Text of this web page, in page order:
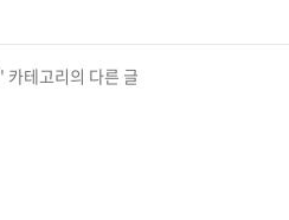
' 카테고리의 다른 글